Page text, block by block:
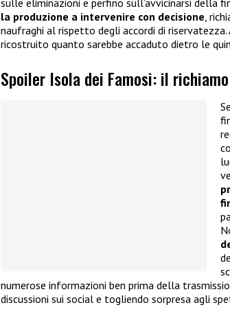
la produzione a intervenire con decisione ,
naufraghi al rispetto degli accordi di riservatezza.
ricostruito quanto sarebbe accaduto dietro le
Spoiler Isola dei Famosi: il
numerose informazioni ben prima della
discussioni sui social e togliendo sorpresa agli